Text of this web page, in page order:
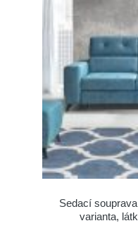
Sedací
varianta,